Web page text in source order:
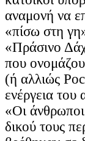
αναμονή να
«πίσω στη
«Πράσινο
που
(ή αλλιώς
ενέργεια του
«Οι
δικού τους